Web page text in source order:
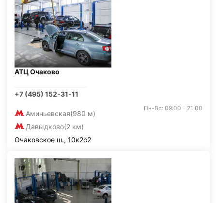
АТЦ Очаково
+7 (495) 152-31-11
Аминьевская(980 м)
Давыдково(2 км)
Пн-Вс: 09:00 - 21:00
Очаковское ш., 10к2с2